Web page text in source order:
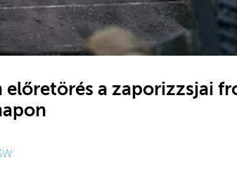
előretörés a zaporizzsjai